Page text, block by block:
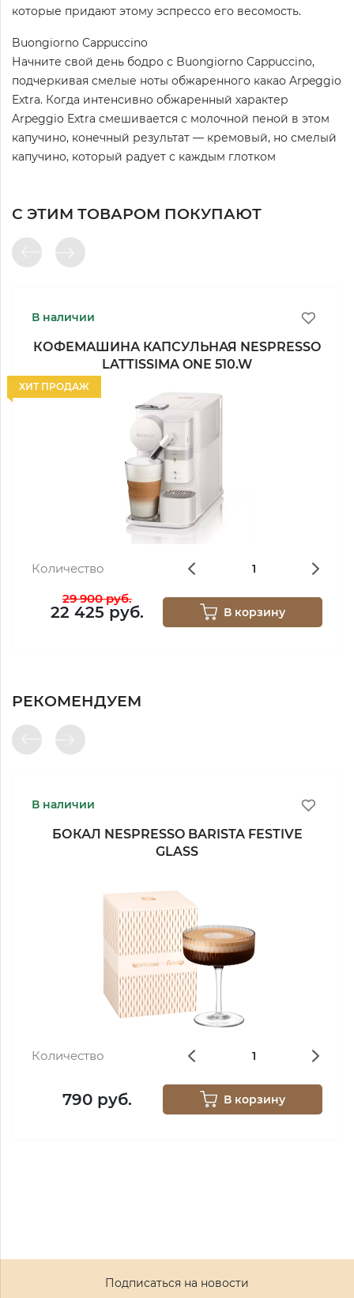
которые придают этому эспрессо его весомость.
Buongiorno Cappuccino
Начните свой день бодро с Buongiorno Cappuccino,
подчеркивая смелые ноты обжаренного какао Arpeggio
Extra. Когда интенсивно обжаренный характер
Arpeggio Extra смешивается с молочной пеной в этом
капучино, конечный результат — кремовый, но смелый
капучино, который радует с каждым глотком
С ЭТИМ ТОВАРОМ ПОКУПАЮТ
В наличии
ХИТ ПРОДАЖ
КОФЕМАШИНА КАПСУЛЬНАЯ NESPRESSO
LATTISSIMA ONE 510.W
Количество
29 900 руб.
22 425 руб. В корзину
РЕКОМЕНДУЕМ
В наличии
БОКАЛ NESPRESSO BARISTA FESTIVE
GLASS
Количество
790 руб. В корзину
Подписаться на новости